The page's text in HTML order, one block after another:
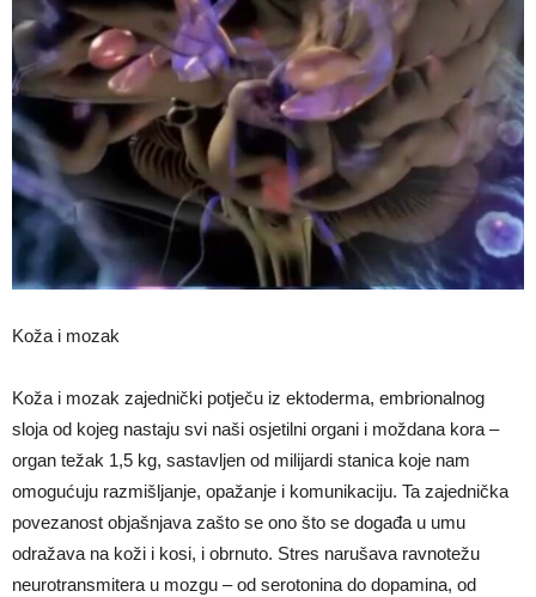
Koža i mozak
Koža i mozak zajednički potječu iz ektoderma, embrionalnog
sloja od kojeg nastaju svi naši osjetilni organi i moždana kora –
organ težak 1,5 kg, sastavljen od milijardi stanica koje nam
omogućuju razmišljanje, opažanje i komunikaciju. Ta zajednička
povezanost objašnjava zašto se ono što se događa u umu
odražava na koži i kosi, i obrnuto. Stres narušava ravnotežu
neurotransmitera u mozgu – od serotonina do dopamina, od